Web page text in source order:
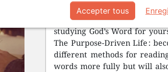
Learn how to study the
instructions, America’s
studying God’s Word for
The Purpose-Driven Life :
different methods for
words more fully but will
Accepter tous